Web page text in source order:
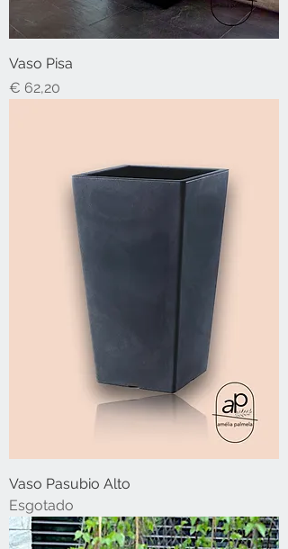
Vaso Pisa
Preço
€ 62,20
Vaso Pasubio Alto
Esgotado